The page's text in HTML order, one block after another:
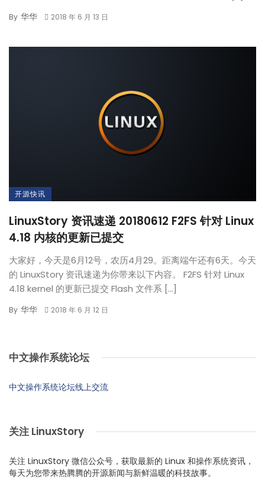
By 华华 2018 年 6 月 13 日
开源快讯
LinuxStory 资讯速递 20180612 F2FS 针对 Linux
4.18 内核的更新已提交
大家好，今天是6月12号，农历4月29。距离端午还有6天。今天
的 LinuxStory 资讯速递为你带来以下内容。 F2FS 针对 Linux
4.18 kernel 的更新已提交 Flash 文件系 […]
By 华华 2018 年 6 月 12 日
中文操作系统论坛
中文操作系统论坛线上交流
关注 LinuxStory
关注 LinuxStory 微信公众号，获取最新的 Linux 和操作系统资讯，
每天为您带来热腾腾的开源新闻与新鲜温暖的科技故事。